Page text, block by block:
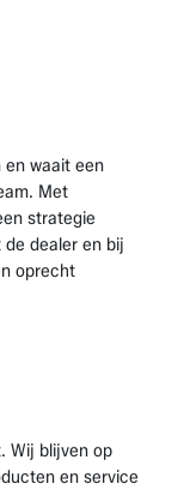
en waait een
Met
strategie
dealer en bij
oprecht
Wij blijven op
en service